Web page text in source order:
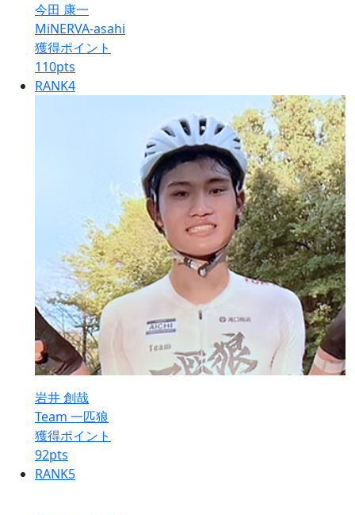
今田 康一
MiNERVA-asahi
獲得ポイント
110pts
RANK4
岩井 創哉
Team 一匹狼
獲得ポイント
92pts
RANK5